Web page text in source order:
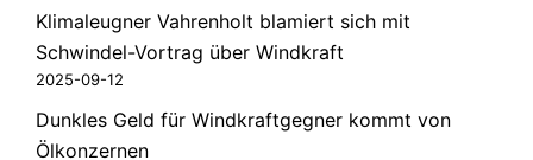
Klimaleugner Vahrenholt blamiert sich mit
Schwindel-Vortrag über Windkraft
2025-09-12
Dunkles Geld für Windkraftgegner kommt von
Ölkonzernen